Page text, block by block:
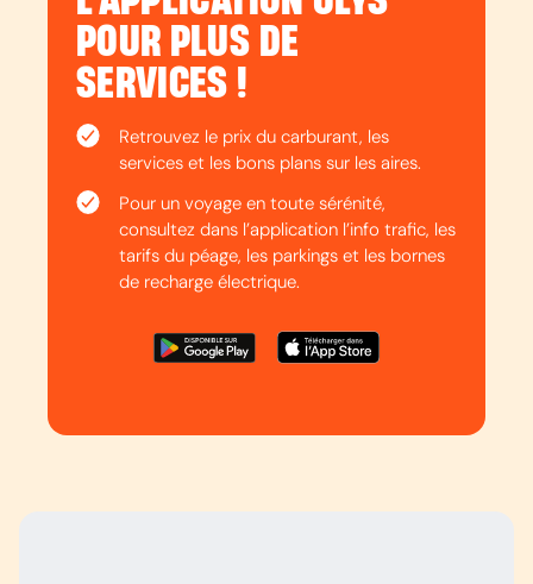
POUR PLUS DE
SERVICES !
Retrouvez le prix du carburant, les
services et les bons plans sur les aires.
Pour un voyage en toute sérénité,
consultez dans l’application l’info trafic, les
tarifs du péage, les parkings et les bornes
de recharge électrique.